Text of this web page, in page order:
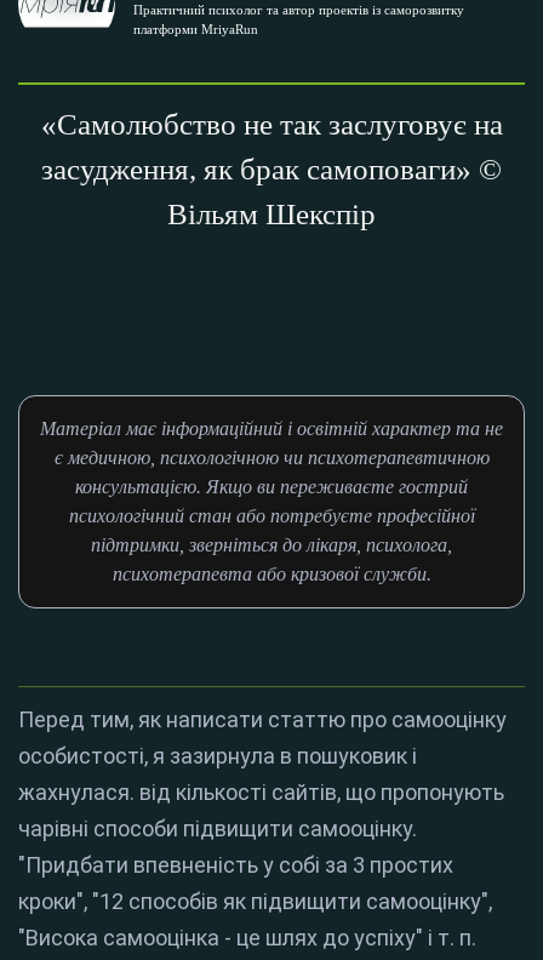
Практичний психолог та автор проектів із саморозвитку
платформи MriyaRun
«Самолюбство не так заслуговує на
засудження, як брак самоповаги» ©
Вільям Шекспір
Матеріал має інформаційний і освітній характер та не
є медичною, психологічною чи психотерапевтичною
консультацією. Якщо ви переживаєте гострий
психологічний стан або потребуєте професійної
підтримки, зверніться до лікаря, психолога,
психотерапевта або кризової служби.
Перед тим, як написати статтю про самооцінку
особистості, я зазирнула в пошуковик і
жахнулася. від кількості сайтів, що пропонують
чарівні способи підвищити самооцінку.
"Придбати впевненість у собі за 3 простих
кроки", "12 способів як підвищити самооцінку",
"Висока самооцінка - це шлях до успіху" і т. п.